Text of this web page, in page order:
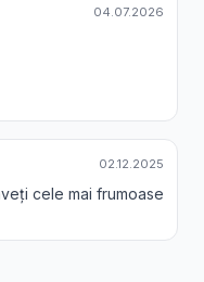
04.07.2026
02.12.2025
cele mai frumoase